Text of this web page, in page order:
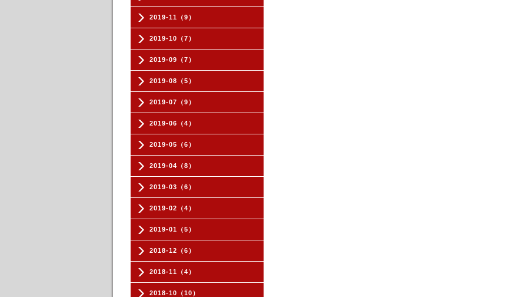
2019-11（9）
2019-10（7）
2019-09（7）
2019-08（5）
2019-07（9）
2019-06（4）
2019-05（6）
2019-04（8）
2019-03（6）
2019-02（4）
2019-01（5）
2018-12（6）
2018-11（4）
2018-10（10）